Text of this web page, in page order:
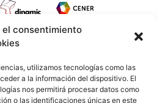
el consentimiento
utilizamos tecnologías como las
a la información del dispositivo. El
nos permitirá procesar datos como
o las identificaciones únicas en este